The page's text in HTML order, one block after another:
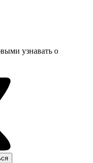
узнавать о